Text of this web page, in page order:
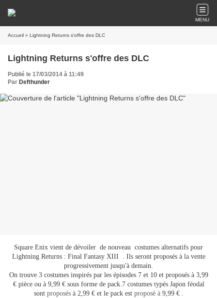
MENU
Accueil » Lightning Returns s'offre des DLC
Lightning Returns s'offre des DLC
Publié le 17/03/2014 à 11:49
Par Defthunder
Square Enix vient de dévoiler de nouveau costumes alternatifs pour
Lightning Returns : Final Fantasy XIII . Ils seront proposés à la vente
progressivement jusqu'à demain.
On trouve 3 costumes inspirés par les épisodes 7 et 10 et proposés à 3,99
€ pièce ou à 9,99 € sous forme de pack.7 costumes typés Japon féodal
sont proposésà 2,99 € et le pack est proposé à 9,99 € .